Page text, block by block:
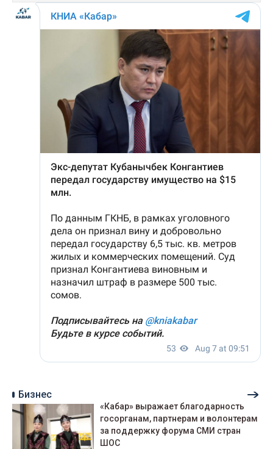
Бизнес
«Кабар» выражает благодарность
госорганам, партнерам и волонтерам
за поддержку форума СМИ стран
ШОС